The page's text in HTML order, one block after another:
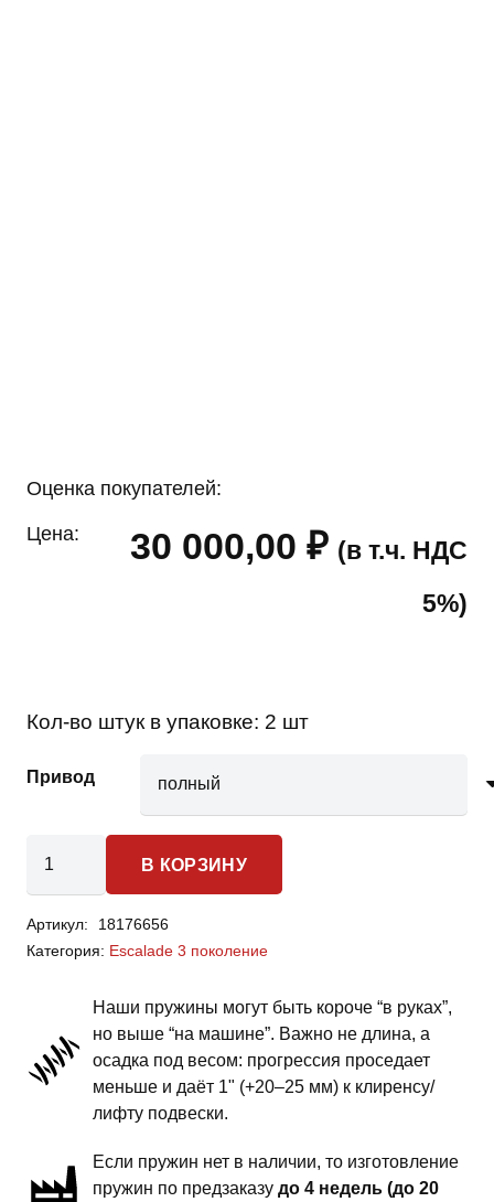
Оценка покупателей:
Цена: 30 000,00 ₽ (в т.ч. НДС
5%)
Кол-во штук в упаковке: 2 шт
Привод
товара
Escalade
3
пружины
задней
подвески
комфорт
В КОРЗИНУ
Артикул:
18176656
Категория: Escalade 3 поколение
Наши пружины могут быть короче “в руках”,
но выше “на машине”. Важно не длина, а
осадка под весом: прогрессия проседает
меньше и даёт 1" (+20–25 мм) к клиренсу/
лифту подвески.
Если пружин нет в наличии, то изготовление
пружин по предзаказу до 4 недель (до 20